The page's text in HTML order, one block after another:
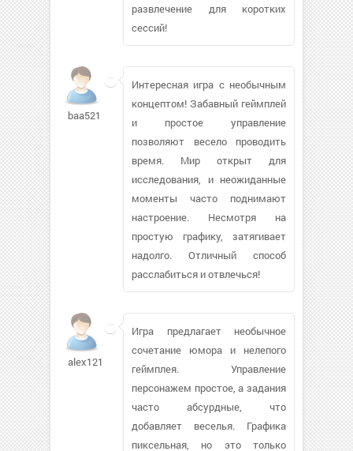
развлечение для коротких
сессий!
baa52112
Интересная игра с необычным
концептом! Забавный геймплей
и простое управление
позволяют весело проводить
время. Мир открыт для
исследования, и неожиданные
моменты часто поднимают
настроение. Несмотря на
простую графику, затягивает
надолго. Отличный способ
расслабиться и отвлечься!
alex12103785
Игра предлагает необычное
сочетание юмора и нелепого
геймплея. Управление
персонажем простое, а задания
часто абсурдные, что
добавляет веселья. Графика
пиксельная, но это только